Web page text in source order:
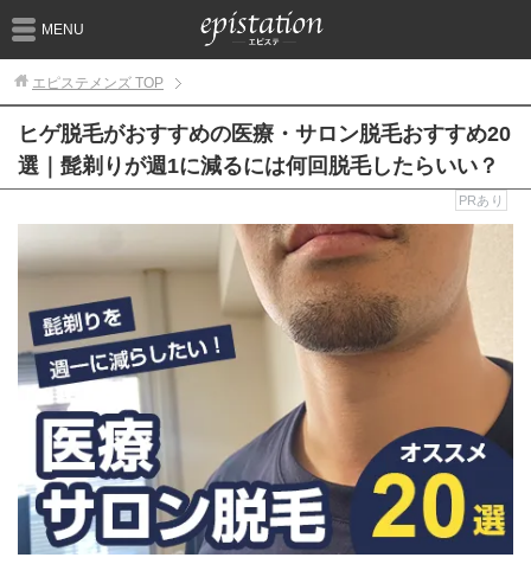
MENU
エピステメンズ TOP
ヒゲ脱毛がおすすめの医療・サロン脱毛おすすめ20
選｜髭剃りが週1に減るには何回脱毛したらいい？
PRあり